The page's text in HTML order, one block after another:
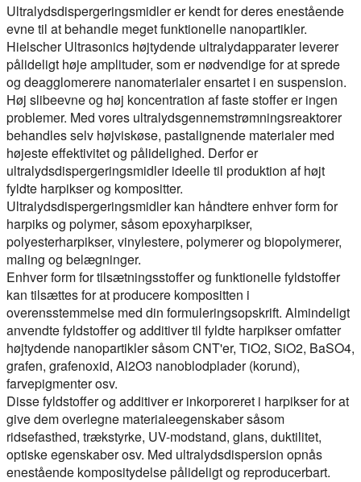
Ultralydsdispergeringsmidler er kendt for deres enestående
evne til at behandle meget funktionelle nanopartikler.
Hielscher Ultrasonics højtydende ultralydapparater leverer
pålideligt høje amplituder, som er nødvendige for at sprede
og deagglomerere nanomaterialer ensartet i en suspension.
Høj slibeevne og høj koncentration af faste stoffer er ingen
problemer. Med vores ultralydsgennemstrømningsreaktorer
behandles selv højviskøse, pastalignende materialer med
højeste effektivitet og pålidelighed. Derfor er
ultralydsdispergeringsmidler ideelle til produktion af højt
fyldte harpikser og kompositter.
Ultralydsdispergeringsmidler kan håndtere enhver form for
harpiks og polymer, såsom epoxyharpikser,
polyesterharpikser, vinylestere, polymerer og biopolymerer,
maling og belægninger.
Enhver form for tilsætningsstoffer og funktionelle fyldstoffer
kan tilsættes for at producere kompositten i
overensstemmelse med din formuleringsopskrift. Almindeligt
anvendte fyldstoffer og additiver til fyldte harpikser omfatter
højtydende nanopartikler såsom CNT'er, TiO2, SiO2, BaSO4,
grafen, grafenoxid, Al2O3 nanoblodplader (korund),
farvepigmenter osv.
Disse fyldstoffer og additiver er inkorporeret i harpikser for at
give dem overlegne materialeegenskaber såsom
ridsefasthed, trækstyrke, UV-modstand, glans, duktilitet,
optiske egenskaber osv. Med ultralydsdispersion opnås
enestående kompositydelse pålideligt og reproducerbart.